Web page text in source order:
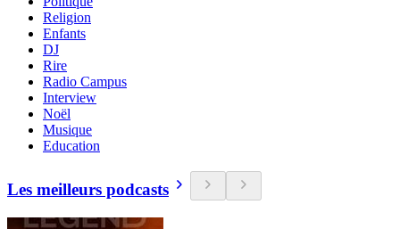
Religion
Enfants
DJ
Rire
Radio Campus
Interview
Noël
Musique
Education
Les meilleurs podcasts